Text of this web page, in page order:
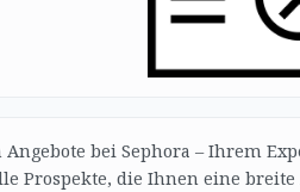
Angebote bei Sephora – Ihrem
Prospekte, die Ihnen eine